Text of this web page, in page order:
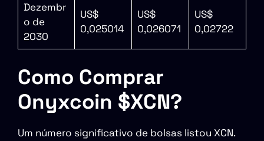
Dezembr
o de
2030
US$
0,025014
US$
0,026071
US$
0,02722
Como Comprar
Onyxcoin $XCN?
Um número significativo de bolsas listou XCN.